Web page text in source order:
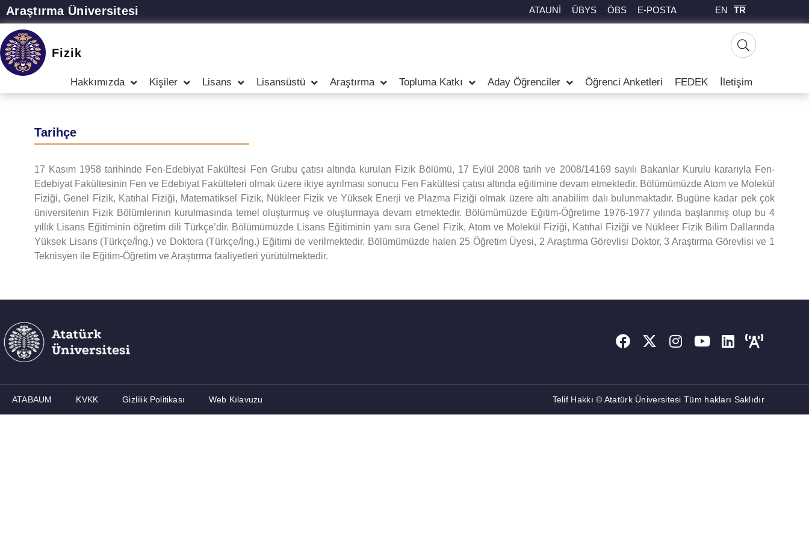
Araştırma Üniversitesi ATAUNİ ÜBYS ÖBS E-POSTA EN TR
Fizik
Hakkımızda Kişiler Lisans Lisansüstü Araştırma Topluma Katkı Aday Öğrenciler Öğrenci Anketleri FEDEK İletişim
Tarihçe
17 Kasım 1958 tarihinde Fen-Edebiyat Fakültesi Fen Grubu çatısı altında kurulan Fizik Bölümü, 17 Eylül 2008 tarih ve 2008/14169 sayılı Bakanlar Kurulu kararıyla Fen-
Edebiyat Fakültesinin Fen ve Edebiyat Fakülteleri olmak üzere ikiye ayrılması sonucu Fen Fakültesi çatısı altında eğitimine devam etmektedir. Bölümümüzde Atom ve Molekül
Fiziği, Genel Fizik, Katıhal Fiziği, Matematiksel Fizik, Nükleer Fizik ve Yüksek Enerji ve Plazma Fiziği olmak üzere altı anabilim dalı bulunmaktadır. Bugüne kadar pek çok
üniversitenin Fizik Bölümlerinin kurulmasında temel oluşturmuş ve oluşturmaya devam etmektedir. Bölümümüzde Eğitim-Öğretime 1976-1977 yılında başlanmış olup bu 4
yıllık Lisans Eğitiminin öğretim dili Türkçe’dir. Bölümümüzde Lisans Eğitiminin yanı sıra Genel Fizik, Atom ve Molekül Fiziği, Katıhal Fiziği ve Nükleer Fizik Bilim Dallarında
Yüksek Lisans (Türkçe/İng.) ve Doktora (Türkçe/İng.) Eğitimi de verilmektedir. Bölümümüzde halen 25 Öğretim Üyesi, 2 Araştırma Görevlisi Doktor, 3 Araştırma Görevlisi ve 1
Teknisyen ile Eğitim-Öğretim ve Araştırma faaliyetleri yürütülmektedir.
ATABAUM KVKK Gizlilik Politikası Web Kılavuzu Telif Hakkı © Atatürk Üniversitesi Tüm hakları Saklıdır